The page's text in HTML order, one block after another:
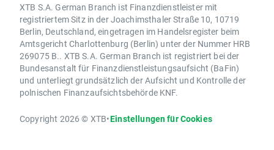
XTB S.A. German Branch ist Finanzdienstleister mit
registriertem Sitz in der Joachimsthaler Straße 10, 10719
Berlin, Deutschland, eingetragen im Handelsregister beim
Amtsgericht Charlottenburg (Berlin) unter der Nummer HRB
269075 B.. XTB S.A. German Branch ist registriert bei der
Bundesanstalt für Finanzdienstleistungsaufsicht (BaFin)
und unterliegt grundsätzlich der Aufsicht und Kontrolle der
polnischen Finanzaufsichtsbehörde KNF.
Copyright 2026 © XTB•Einstellungen für Cookies